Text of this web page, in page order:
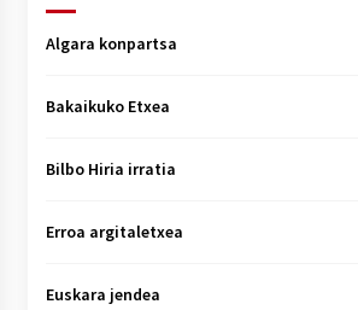
Algara konpartsa
Bakaikuko Etxea
Bilbo Hiria irratia
Erroa argitaletxea
Euskara jendea